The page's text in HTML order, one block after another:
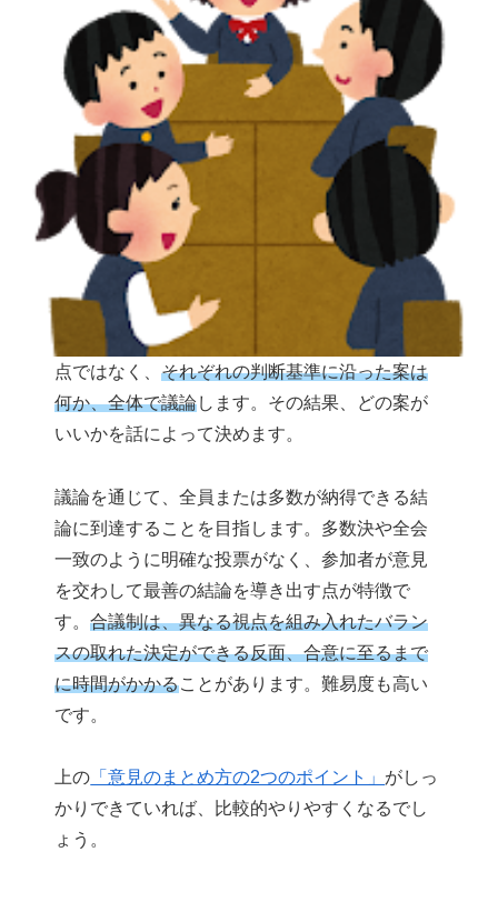
点ではなく、それぞれの判断基準に沿った案は
何か、全体で議論します。その結果、どの案が
いいかを話によって決めます。
議論を通じて、全員または多数が納得できる結
論に到達することを目指します。多数決や全会
一致のように明確な投票がなく、参加者が意見
を交わして最善の結論を導き出す点が特徴で
す。合議制は、異なる視点を組み入れたバラン
スの取れた決定ができる反面、合意に至るまで
に時間がかかることがあります。難易度も高い
です。
上の 「意見のまとめ方の2つのポイント」 がしっ
かりできていれば、比較的やりやすくなるでし
ょう。